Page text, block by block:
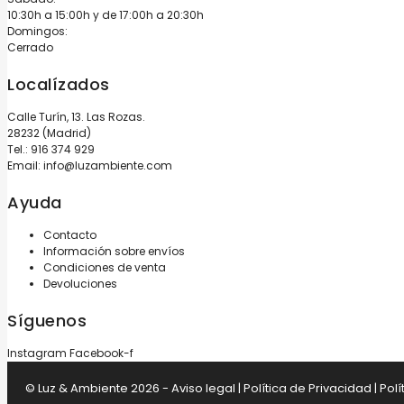
10:30h a 15:00h y de 17:00h a 20:30h
Domingos:
Cerrado
Localízados
Calle Turín, 13. Las Rozas.
28232 (Madrid)
Tel.: 916 374 929
Email: info@luzambiente.com
Ayuda
Contacto
Información sobre envíos
Condiciones de venta
Devoluciones
Síguenos
Instagram Facebook-f
© Luz & Ambiente 2026 - Aviso legal | Política de Privacidad |